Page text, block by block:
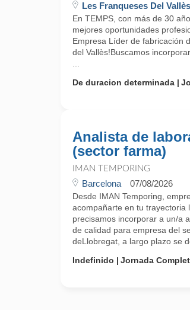
Les Franqueses Del Vallès
En TEMPS, con más de 30
mejores oportunidades
Empresa Líder de fabricación
del Vallès!Buscamos
De duracion determinada
Analista de
(sector farma)
IMAN TEMPORING
Barcelona 07/08/2026
Desde IMAN Temporing,
acompañarte en tu trayectoria
precisamos incorporar a un/a
de calidad para empresa del
deLlobregat, a largo plazo se
Indefinido
Jornada